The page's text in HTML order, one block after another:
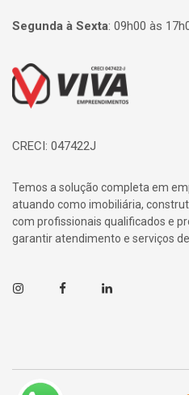
Segunda à Sexta: 09h00 às
Página inicial
CRECI: 047422J
Temos a solução completa em
atuando como imobiliária,
com profissionais qualificados e
garantir atendimento e serviços
InstagramFacebookLinkedin